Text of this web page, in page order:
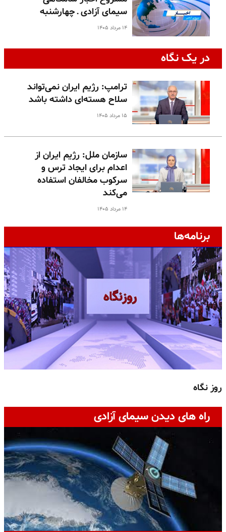
سیمای آزادی ـ چهارشنبه
۱۴ مرداد ۱۴۰۵
در یک نگاه
ترامپ: رژیم ایران نمی‌تواند
سلاح هسته‌ای داشته باشد
۱۵ مرداد ۱۴۰۵
سازمان ملل: رژیم ایران از
اعدام برای ایجاد ترس و
سرکوب مخالفان استفاده
می‌کند
۱۴ مرداد ۱۴۰۵
برنامه‌ها
روز نگاه
راه های دیدن سیمای آزادی